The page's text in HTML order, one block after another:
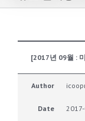
[2017년 09월 :
Author
Date